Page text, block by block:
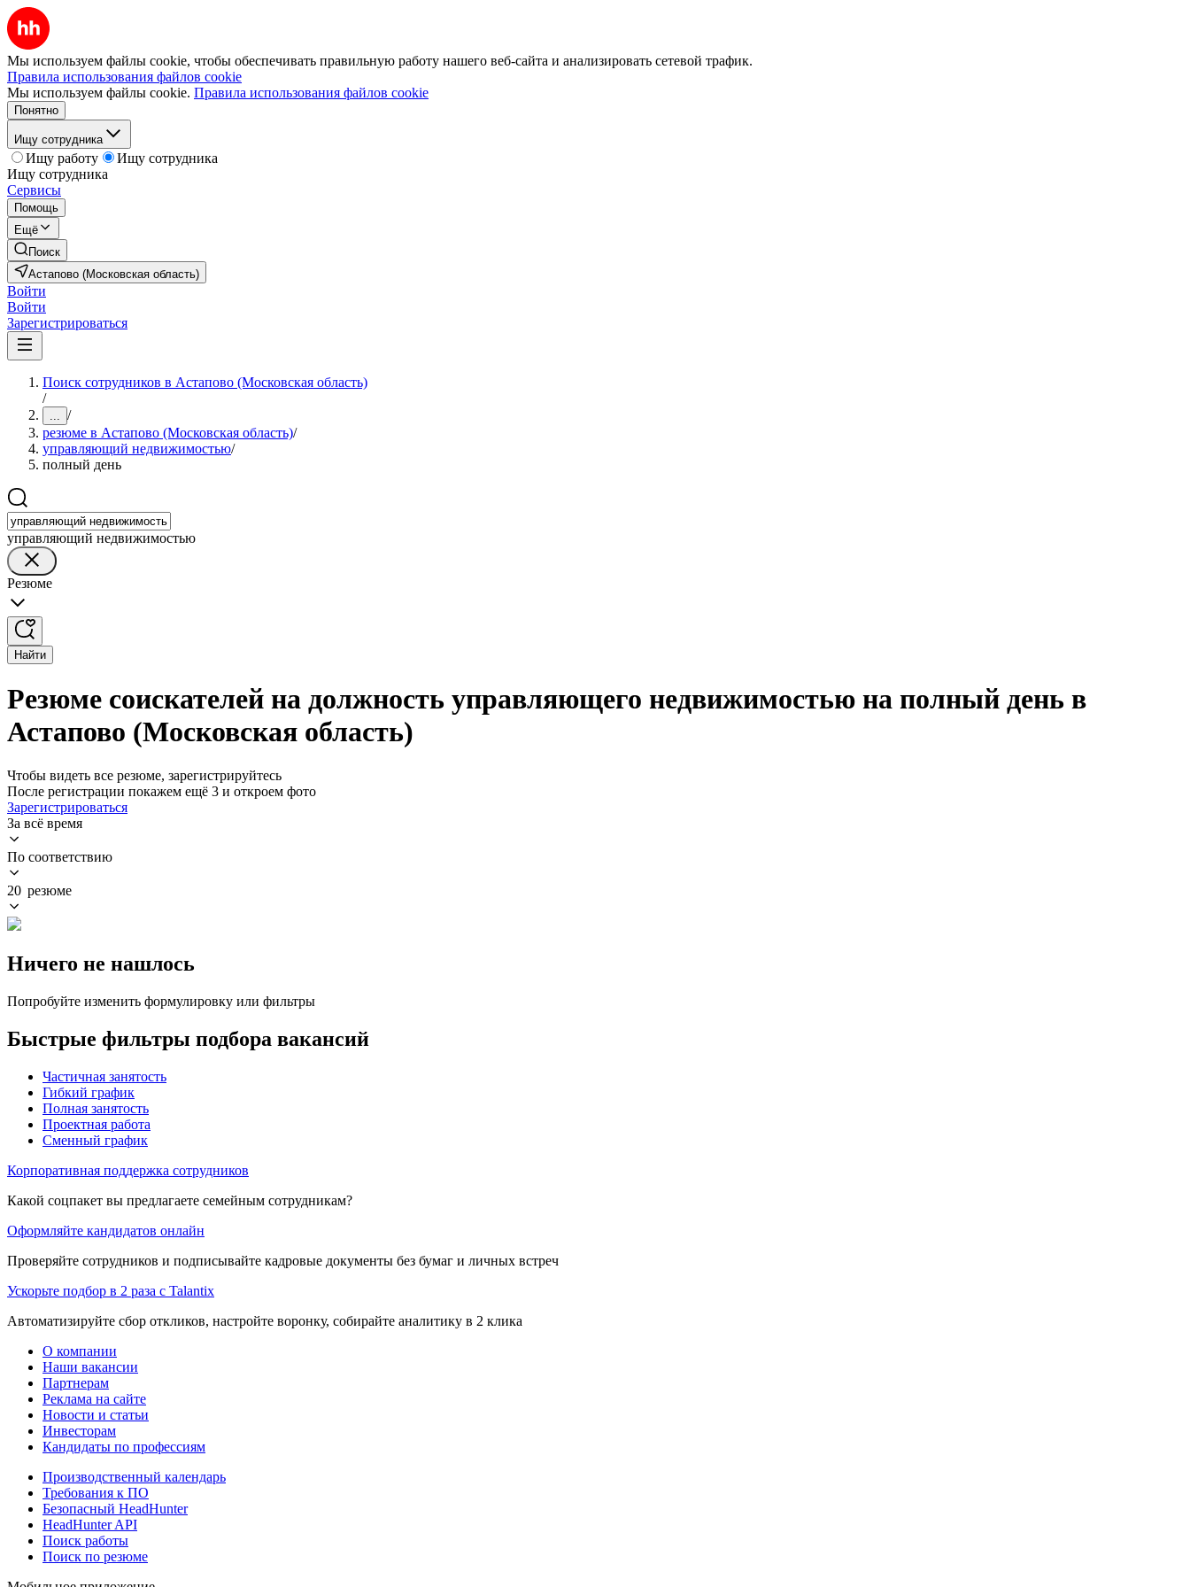
Мы используем файлы cookie, чтобы обеспечивать правильную работу нашего веб-сайта и анализировать сетевой трафик.
Правила использования файлов cookie
Мы используем файлы cookie. Правила использования файлов cookie
Понятно
Ищу сотрудника
Ищу работу
Ищу сотрудника
Ищу сотрудника
Сервисы
Помощь
Ещё
Поиск
Астапово (Московская область)
Войти
Войти
Зарегистрироваться
Поиск сотрудников в Астапово (Московская область)
/
... /
резюме в Астапово (Московская область)/
управляющий недвижимостью/
полный день
управляющий недвижимостью
Резюме
Найти
Резюме соискателей на должность управляющего недвижимостью на полный день в
Астапово (Московская область)
Чтобы видеть все резюме, зарегистрируйтесь
После регистрации покажем ещё 3 и откроем фото
Зарегистрироваться
За всё время
По соответствию
20 резюме
Ничего не нашлось
Попробуйте изменить формулировку или фильтры
Быстрые фильтры подбора вакансий
Частичная занятость
Гибкий график
Полная занятость
Проектная работа
Сменный график
Корпоративная поддержка сотрудников
Какой соцпакет вы предлагаете семейным сотрудникам?
Оформляйте кандидатов онлайн
Проверяйте сотрудников и подписывайте кадровые документы без бумаг и личных встреч
Ускорьте подбор в 2 раза с Talantix
Автоматизируйте сбор откликов, настройте воронку, собирайте аналитику в 2 клика
О компании
Наши вакансии
Партнерам
Реклама на сайте
Новости и статьи
Инвесторам
Кандидаты по профессиям
Производственный календарь
Требования к ПО
Безопасный HeadHunter
HeadHunter API
Поиск работы
Поиск по резюме